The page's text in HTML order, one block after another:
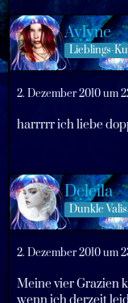
Avlyne
Lieblings-
2. Dezember 2010 um
harrrrr ich liebe
Deleila
Dunkle
2. Dezember 2010 um
Meine vier Grazien